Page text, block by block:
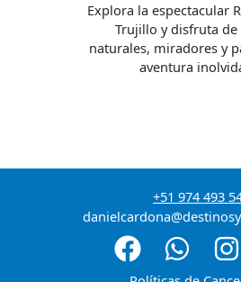
Explora la espectacular
Trujillo y disfruta de
naturales, miradores y
aventura
+51 974 493